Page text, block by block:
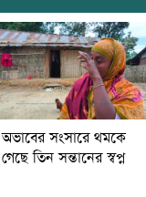
অভাবের সংসারে থমকে
গেছে তিন সন্তানের স্বপ্ন